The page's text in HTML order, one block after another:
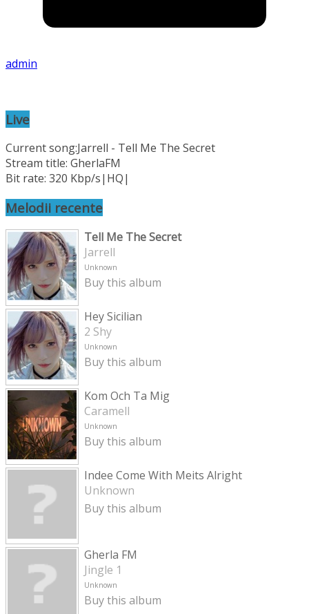
admin
Live
Current song:Jarrell - Tell Me The Secret
Stream title: GherlaFM
Bit rate: 320 Kbp/s|HQ|
Melodii recente
Tell Me The Secret
Jarrell
Unknown
Buy this album
Hey Sicilian
2 Shy
Unknown
Buy this album
Kom Och Ta Mig
Caramell
Unknown
Buy this album
Indee Come With Meits Alright
Unknown
Buy this album
Gherla FM
Jingle 1
Unknown
Buy this album